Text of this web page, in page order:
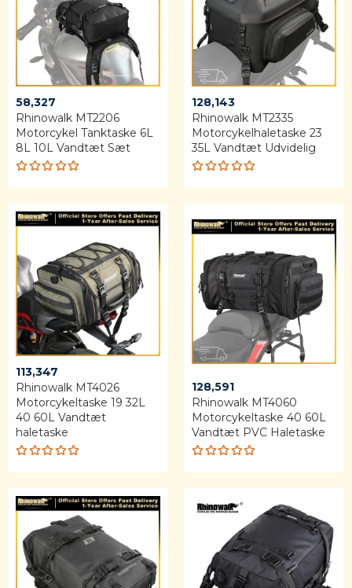
58,327
Rhinowalk MT2206
Motorcykel Tanktaske 6L
8L 10L Vandtæt Sæt
Rated
5.00out
of 5
128,143
Rhinowalk MT2335
Motorcykelhaletaske 23
35L Vandtæt Udvidelig
Rated
5.00out
113,347
Rhinowalk MT4026
Motorcykeltaske 19 32L
40 60L Vandtæt
haletaske
Rated
4.88out
of 5
128,591
Rhinowalk MT4060
Motorcykeltaske 40 60L
Vandtæt PVC Haletaske
Rated
5.00out